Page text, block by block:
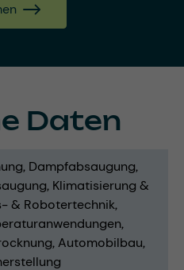
Daten
Dampfabsaugung
Klimatisierung &
& Robotertechnik
Automobilbau